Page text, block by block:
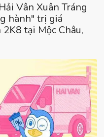
Vân Xuân Tráng
hành" trị giá
tại Mộc Châu,